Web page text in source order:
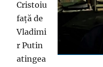
Cristoiu
faţă de
Vladimi
r Putin
atingea